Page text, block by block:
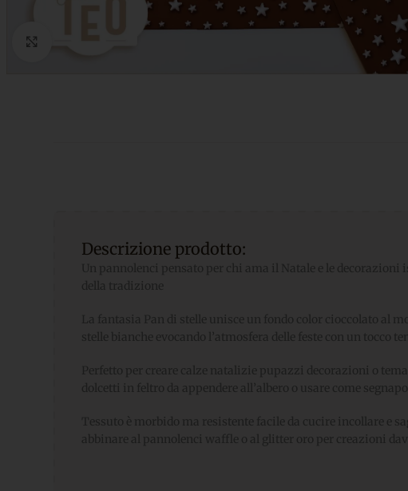
Descrizione prodotto: